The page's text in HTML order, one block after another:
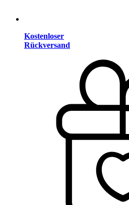
Kostenloser
Rückversand